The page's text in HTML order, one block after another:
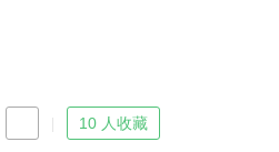
10 人收藏